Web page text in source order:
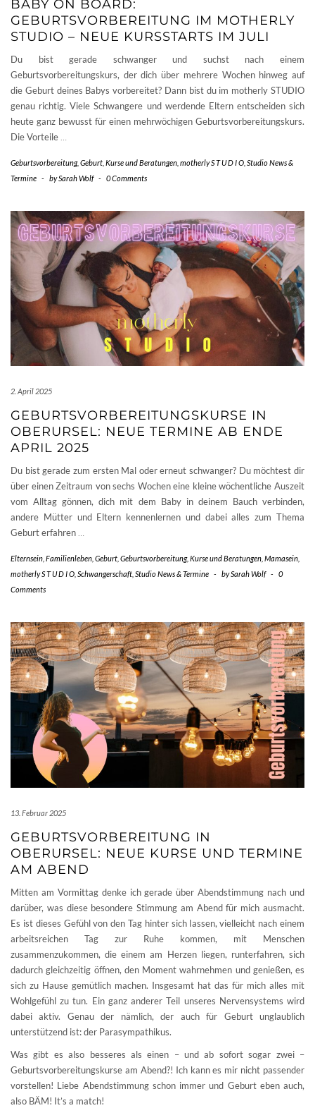
BABY ON BOARD:
GEBURTSVORBEREITUNG IM MOTHERLY
STUDIO – NEUE KURSSTARTS IM JULI
Du bist gerade schwanger und suchst nach einem
Geburtsvorbereitungskurs, der dich über mehrere Wochen hinweg auf
die Geburt deines Babys vorbereitet? Dann bist du im motherly STUDIO
genau richtig. Viele Schwangere und werdende Eltern entscheiden sich
heute ganz bewusst für einen mehrwöchigen Geburtsvorbereitungskurs.
Die Vorteile
Geburtsvorbereitung, Geburt Kurse und Beratungen motherly S T U D I O Studio News &
Termine - bySarah Wolf - 0 Comments
2. April 2025
GEBURTSVORBEREITUNGSKURSE IN
OBERURSEL: NEUE TERMINE AB ENDE
APRIL 2025
Du bist gerade zum ersten Mal oder erneut schwanger? Du möchtest dir
über einen Zeitraum von sechs Wochen eine kleine wöchentliche Auszeit
vom Alltag gönnen, dich mit dem Baby in deinem Bauch verbinden,
andere Mütter und Eltern kennenlernen und dabei alles zum Thema
Geburt erfahren
Elternsein Familienleben Geburt Geburtsvorbereitung, Kurse und Beratungen Mamasein
motherly S T U D I O Schwangerschaft Studio News & Termine - bySarah Wolf -
0
Comments
13. Februar 2025
GEBURTSVORBEREITUNG IN
OBERURSEL: NEUE KURSE UND TERMINE
AM ABEND
Mitten am Vormittag denke ich gerade über Abendstimmung nach und
darüber, was diese besondere Stimmung am Abend für mich ausmacht.
Es ist dieses Gefühl von den Tag hinter sich lassen, vielleicht nach einem
arbeitsreichen Tag zur Ruhe kommen, mit Menschen
zusammenzukommen, die einem am Herzen liegen, runterfahren, sich
dadurch gleichzeitig öffnen, den Moment wahrnehmen und genießen, es
sich zu Hause gemütlich machen. Insgesamt hat das für mich alles mit
Wohlgefühl zu tun. Ein ganz anderer Teil unseres Nervensystems wird
dabei aktiv. Genau der nämlich, der auch für Geburt unglaublich
unterstützend ist: der Parasympathikus.
Was gibt es also besseres als einen – und ab sofort sogar zwei –
Geburtsvorbereitungskurse am Abend?! Ich kann es mir nicht passender
vorstellen! Liebe Abendstimmung schon immer und Geburt eben auch,
also BÄM! It’s a match!